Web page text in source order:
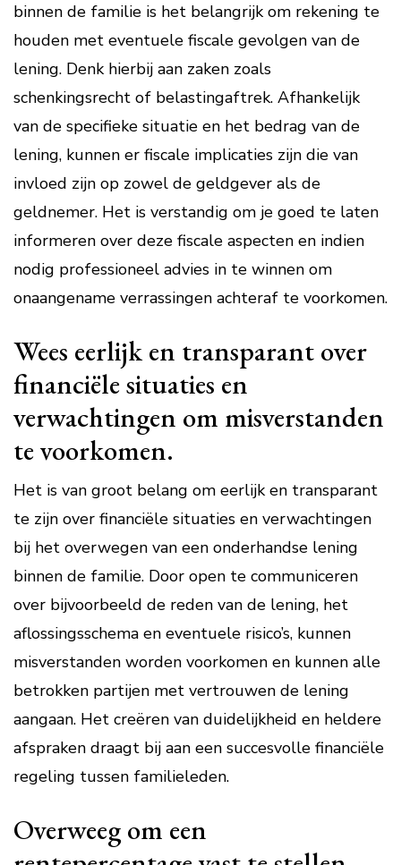
binnen de familie is het belangrijk om rekening te
houden met eventuele fiscale gevolgen van de
lening. Denk hierbij aan zaken zoals
schenkingsrecht of belastingaftrek. Afhankelijk
van de specifieke situatie en het bedrag van de
lening, kunnen er fiscale implicaties zijn die van
invloed zijn op zowel de geldgever als de
geldnemer. Het is verstandig om je goed te laten
informeren over deze fiscale aspecten en indien
nodig professioneel advies in te winnen om
onaangename verrassingen achteraf te voorkomen.
Wees eerlijk en transparant over
financiële situaties en
verwachtingen om misverstanden
te voorkomen.
Het is van groot belang om eerlijk en transparant
te zijn over financiële situaties en verwachtingen
bij het overwegen van een onderhandse lening
binnen de familie. Door open te communiceren
over bijvoorbeeld de reden van de lening, het
aflossingsschema en eventuele risico’s, kunnen
misverstanden worden voorkomen en kunnen alle
betrokken partijen met vertrouwen de lening
aangaan. Het creëren van duidelijkheid en heldere
afspraken draagt bij aan een succesvolle financiële
regeling tussen familieleden.
Overweeg om een